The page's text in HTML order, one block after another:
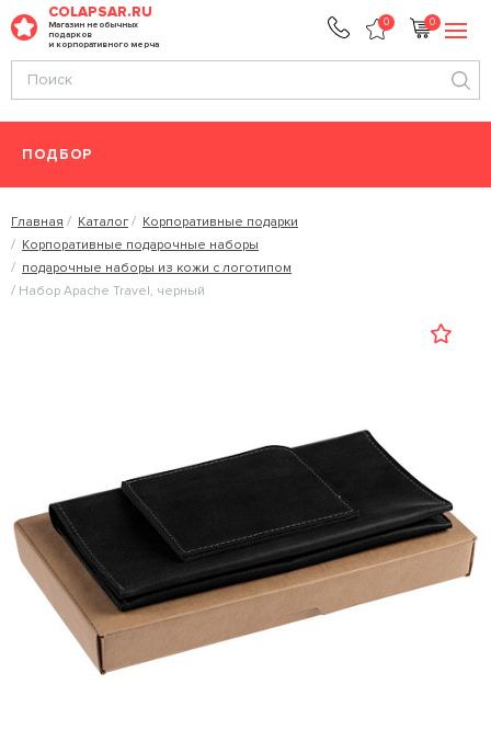
COLAPSAR.RU
Магазин необычных
подарков
и корпоративного мерча
0 0
ПОДБОР
Главная Каталог
Корпоративные подарки
Корпоративные подарочные наборы
подарочные наборы из кожи с логотипом
Набор Apache Travel, черный